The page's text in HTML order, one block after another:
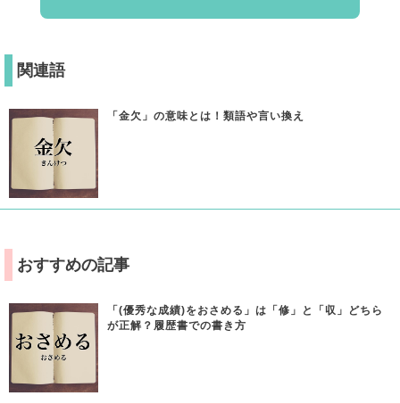
関連語
「金欠」の意味とは！類語や言い換え
おすすめの記事
「(優秀な成績)をおさめる」は「修」と「収」どちら
が正解？履歴書での書き方